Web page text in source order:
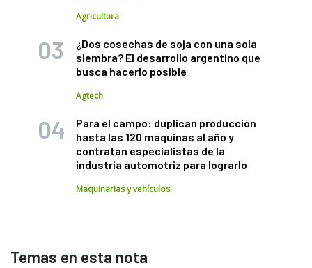
Agricultura
¿Dos cosechas de soja con una sola
siembra? El desarrollo argentino que
busca hacerlo posible
Agtech
Para el campo: duplican producción
hasta las 120 máquinas al año y
contratan especialistas de la
industria automotriz para lograrlo
Maquinarias y vehículos
Temas en esta nota